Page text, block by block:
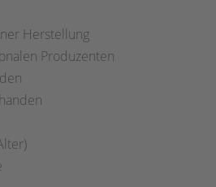
Herstellung
Produzenten